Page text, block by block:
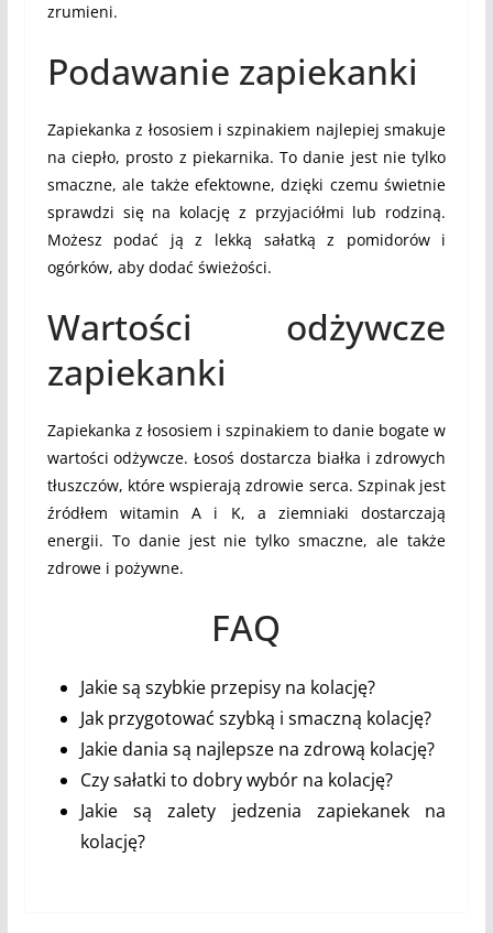
zrumieni.
Podawanie zapiekanki
Zapiekanka z łososiem i szpinakiem najlepiej smakuje
na ciepło, prosto z piekarnika. To danie jest nie tylko
smaczne, ale także efektowne, dzięki czemu świetnie
sprawdzi się na kolację z przyjaciółmi lub rodziną.
Możesz podać ją z lekką sałatką z pomidorów i
ogórków, aby dodać świeżości.
Wartości odżywcze
zapiekanki
Zapiekanka z łososiem i szpinakiem to danie bogate w
wartości odżywcze. Łosoś dostarcza białka i zdrowych
tłuszczów, które wspierają zdrowie serca. Szpinak jest
źródłem witamin A i K, a ziemniaki dostarczają
energii. To danie jest nie tylko smaczne, ale także
zdrowe i pożywne.
FAQ
Jakie są szybkie przepisy na kolację?
Jak przygotować szybką i smaczną kolację?
Jakie dania są najlepsze na zdrową kolację?
Czy sałatki to dobry wybór na kolację?
Jakie są zalety jedzenia zapiekanek na
kolację?